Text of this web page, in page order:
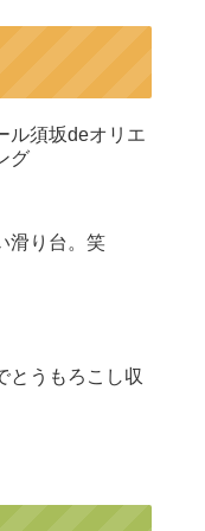
ル須坂deオリエ
グ
滑り台。笑
とうもろこし収